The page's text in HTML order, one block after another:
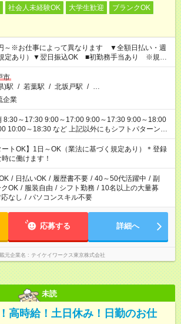
社会人未経験OK 大学生歓迎
ブランクOK
～※お仕事によって異なります ▼全額日払い・週
定あり）▼翌日振込OK ■初勤務手当あり ※規定
市
)駅 / 若葉駅 / 北坂戸駅 / …
企業
など 上記以外にもシフトパターンは
ご都合を聞かせてください＾＾
ートOK】1日～OK（業法に基づく規定あり）＊登録
に働けます！
/ 日払いOK / 履歴書不要 / 40～50代活躍中 / 副
OK / 服装自由 / シフト勤務 / 10名以上の大量募
なし / パソコンスキル不要
応募する 詳細へ
元企業名 テイケイワークス東京株式会社
未読
高時給！土日休み！日勤のお仕